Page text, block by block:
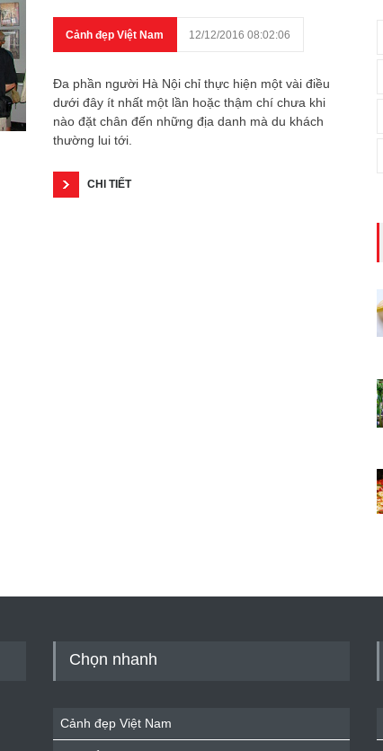
Cảnh đẹp Việt Nam 12/12/2016 08:02:06
Đa phần người Hà Nội chỉ thực hiện một vài điều
dưới đây ít nhất một lần hoặc thậm chí chưa khi
nào đặt chân đến những địa danh mà du khách
thường lui tới.
CHI TIẾT
Chọn nhanh
Cảnh đẹp Việt Nam